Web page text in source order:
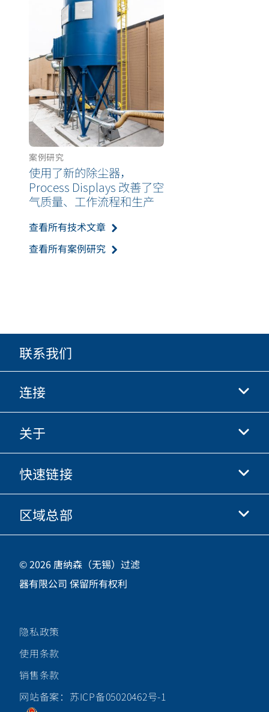
案例研究
使用了新的除尘器，
Process Displays 改善了空
气质量、工作流程和生产
查看所有技术文章
查看所有案例研究
联系我们
连接
抖音
快手
优酷
微信
关于
关于我们
商业行为准则
职业发展
快速链接
唐纳森电商网站
投资人
供应商
区域总部
中国江苏省无锡市新吴区
新加坡工业园新都路16号，邮编 214028
咨询热线
关注唐纳森微信公众号
© 2026 唐纳森（无锡）过滤
器有限公司 保留所有权利
隐私政策
使用条款
销售条款
网站备案：苏ICP备05020462号-1